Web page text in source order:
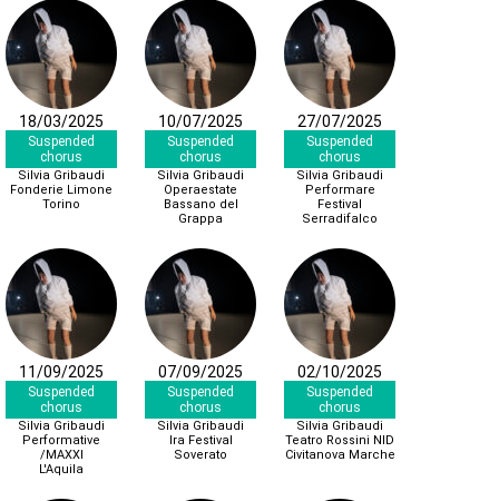
18/03/2025
Suspended
chorus
Silvia Gribaudi
Fonderie Limone
Torino
10/07/2025
Suspended
chorus
Silvia Gribaudi
Operaestate
Bassano del
Grappa
27/07/2025
Suspended
chorus
Silvia Gribaudi
Performare
Festival
Serradifalco
11/09/2025
Suspended
chorus
Silvia Gribaudi
Performative
/MAXXI
L'Aquila
07/09/2025
Suspended
chorus
Silvia Gribaudi
Ira Festival
Soverato
02/10/2025
Suspended
chorus
Silvia Gribaudi
Teatro Rossini NID
Civitanova Marche